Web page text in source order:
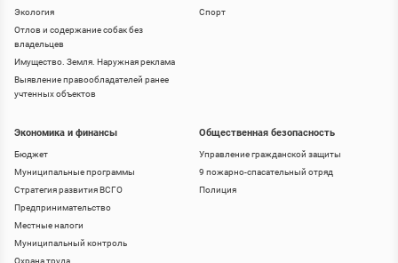
Экология
Отлов и содержание собак без
владельцев
Имущество. Земля. Наружная реклама
Выявление правообладателей ранее
учтенных объектов
Спорт
Экономика и финансы
Бюджет
Муниципальные программы
Стратегия развития ВСГО
Предпринимательство
Местные налоги
Муниципальный контроль
Охрана труда
Общественная безопасность
Управление гражданской защиты
9 пожарно-спасательный отряд
Полиция